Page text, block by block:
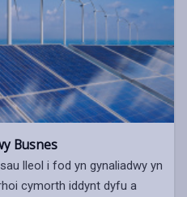
Busnes
lleol i fod yn gynaliadwy yn
cymorth iddynt dyfu a